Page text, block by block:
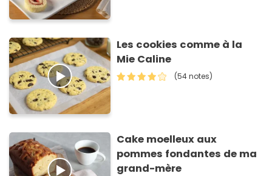
Les cookies comme à la
Mie Caline
(54 notes)
Cake moelleux aux
pommes fondantes de ma
grand-mère